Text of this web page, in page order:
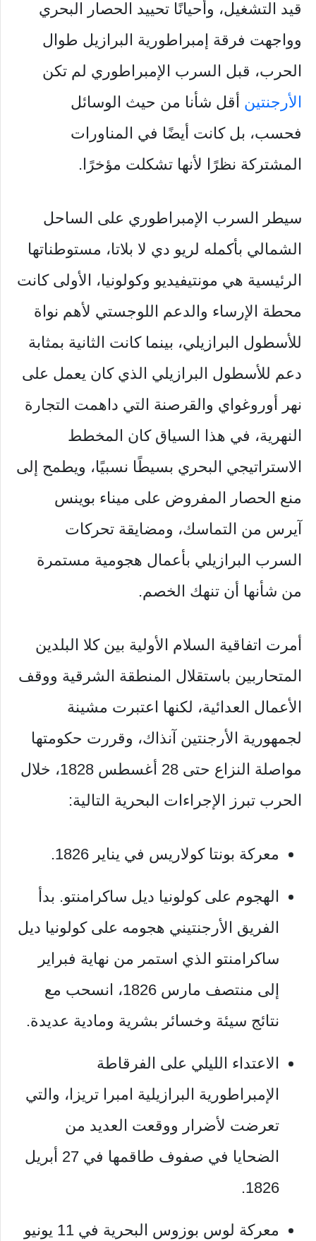
قيد التشغيل، وأحيانًا تحييد الحصار البحري
وواجهت فرقة إمبراطورية البرازيل طوال
الحرب، قبل السرب الإمبراطوري لم تكن
الأرجنتين أقل شأنا من حيث الوسائل
فحسب، بل كانت أيضًا في المناورات
المشتركة نظرًا لأنها تشكلت مؤخرًا.
سيطر السرب الإمبراطوري على الساحل
الشمالي بأكمله لريو دي لا بلاتا، مستوطناتها
الرئيسية هي مونتيفيديو وكولونيا، الأولى كانت
محطة الإرساء والدعم اللوجستي لأهم نواة
للأسطول البرازيلي، بينما كانت الثانية بمثابة
دعم للأسطول البرازيلي الذي كان يعمل على
نهر أوروغواي والقرصنة التي داهمت التجارة
النهرية، في هذا السياق كان المخطط
الاستراتيجي البحري بسيطًا نسبيًا، ويطمح إلى
منع الحصار المفروض على ميناء بوينس
آيرس من التماسك، ومضايقة تحركات
السرب البرازيلي بأعمال هجومية مستمرة
من شأنها أن تنهك الخصم.
أمرت اتفاقية السلام الأولية بين كلا البلدين
المتحاربين باستقلال المنطقة الشرقية ووقف
الأعمال العدائية، لكنها اعتبرت مشينة
لجمهورية الأرجنتين آنذاك، وقررت حكومتها
مواصلة النزاع حتى 28 أغسطس 1828، خلال
الحرب تبرز الإجراءات البحرية التالية:
معركة بونتا كولاريس في يناير 1826.
الهجوم على كولونيا ديل ساكرامنتو. بدأ
الفريق الأرجنتيني هجومه على كولونيا ديل
ساكرامنتو الذي استمر من نهاية فبراير
إلى منتصف مارس 1826، انسحب مع
نتائج سيئة وخسائر بشرية ومادية عديدة.
الاعتداء الليلي على الفرقاطة
الإمبراطورية البرازيلية امبرا تريزا، والتي
تعرضت لأضرار ووقعت العديد من
الضحايا في صفوف طاقمها في 27 أبريل
1826.
معركة لوس بوزوس البحرية في 11 يونيو